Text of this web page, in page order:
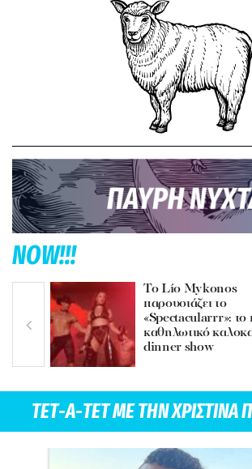
NOW!!!
Το Lío Mykonos
παρουσιάζει το
«Spectacularrr»: το
καθηλωτικό
dinner show
ΤΕΤ-Α-ΤΕΤ ΜΕ ΤΗN ΧΡΙΣΤΙΝΑ